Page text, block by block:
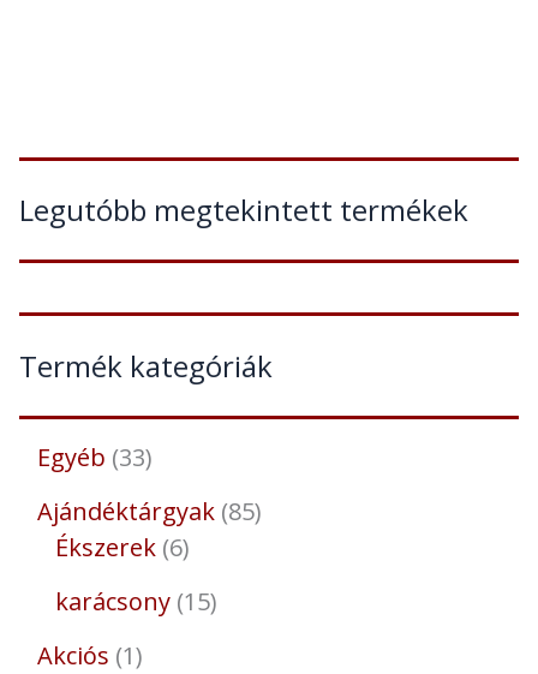
Legutóbb megtekintett termékek
Termék kategóriák
Egyéb 33
Ajándéktárgyak 85
Ékszerek 6
karácsony 15
Akciós 1